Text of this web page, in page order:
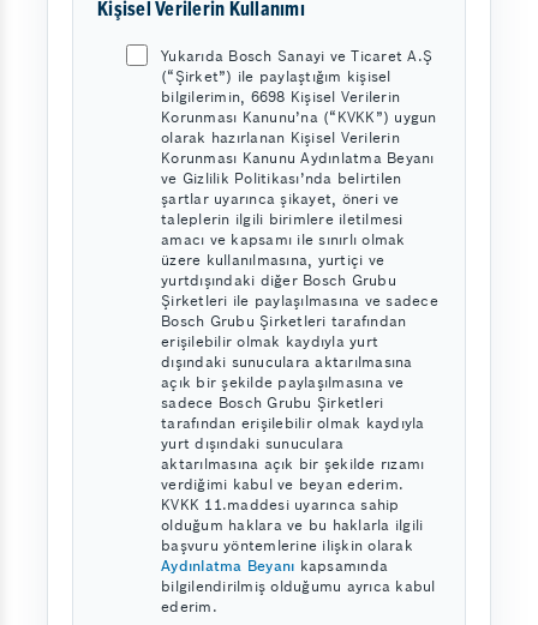
Kişisel Verilerin Kullanımı
Yukarıda Bosch Sanayi ve Ticaret A.Ş
(“Şirket”) ile paylaştığım kişisel
bilgilerimin, 6698 Kişisel Verilerin
Korunması Kanunu’na (“KVKK”) uygun
olarak hazırlanan Kişisel Verilerin
Korunması Kanunu Aydınlatma Beyanı
ve Gizlilik Politikası’nda belirtilen
şartlar uyarınca şikayet, öneri ve
taleplerin ilgili birimlere iletilmesi
amacı ve kapsamı ile sınırlı olmak
üzere kullanılmasına, yurtiçi ve
yurtdışındaki diğer Bosch Grubu
Şirketleri ile paylaşılmasına ve sadece
Bosch Grubu Şirketleri tarafından
erişilebilir olmak kaydıyla yurt
dışındaki sunuculara aktarılmasına
açık bir şekilde paylaşılmasına ve
sadece Bosch Grubu Şirketleri
tarafından erişilebilir olmak kaydıyla
yurt dışındaki sunuculara
aktarılmasına açık bir şekilde rızamı
verdiğimi kabul ve beyan ederim.
KVKK 11.maddesi uyarınca sahip
olduğum haklara ve bu haklarla ilgili
başvuru yöntemlerine ilişkin olarak
Aydınlatma Beyanı kapsamında
bilgilendirilmiş olduğumu ayrıca kabul
ederim.